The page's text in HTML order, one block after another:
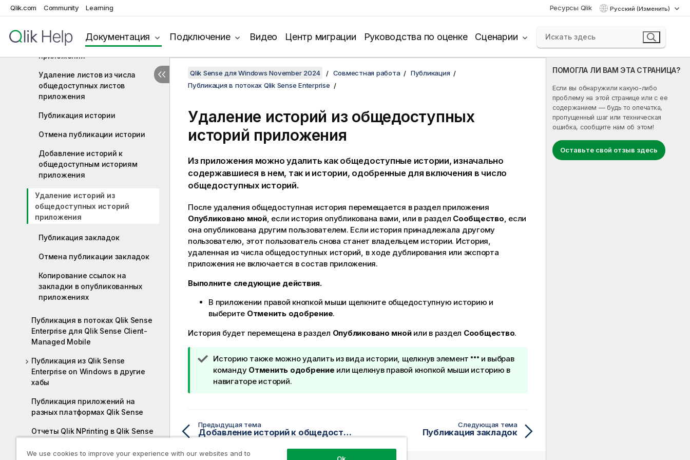
Qlik.com Community Learning Ресурсы Qlik Русский (Изменить)
Документация Подключение Видео Центр миграции Руководства по оценке Сценарии
Отмена публикации листа
Добавление листов к
общедоступным листам
приложения
Удаление листов из числа
общедоступных листов
приложения
Публикация истории
Отмена публикации истории
Добавление историй к
общедоступным историям
приложения
Удаление историй из
общедоступных историй
приложения
Публикация закладок
Отмена публикации закладок
Копирование ссылок на
закладки в опубликованных
приложениях
Публикация в потоках Qlik Sense
Enterprise для Qlik Sense Client-
Managed Mobile
Публикация из Qlik Sense
Enterprise on Windows в другие
хабы
Публикация приложений на
разных платформах Qlik Sense
Отчеты Qlik NPrinting в Qlik Sense
Документы QlikView в Qlik Sense
ПОМОГЛА ЛИ ВАМ ЭТА СТРАНИЦА?
Если вы обнаружили какую-либо
проблему на этой странице или с ее
содержанием — будь то опечатка,
пропущенный шаг или техническая
ошибка, сообщите нам об этом!
Оставьте свой отзыв здесь
Qlik Sense для Windows November 2024 Совместная работа
Публикация
Публикация в потоках Qlik Sense Enterprise
Удаление историй из общедоступных
историй приложения
Из приложения можно удалить как общедоступные истории, изначально
содержавшиеся в нем, так и истории, одобренные для включения в число
общедоступных историй.
После удаления общедоступная история перемещается в раздел приложения
Опубликовано мной, если история опубликована вами, или в раздел Сообщество, если
она опубликована другим пользователем. Если история принадлежала другому
пользователю, этот пользователь снова станет владельцем истории. История,
удаленная из числа общедоступных историй, в ходе дублирования или экспорта
приложения не включается в состав приложения.
Выполните следующие действия.
В приложении правой кнопкой мыши щелкните общедоступную историю и
выберите Отменить одобрение.
История будет перемещена в раздел Опубликовано мнойили в раздел Сообщество.
П
р
и
а
н
и
Историю также можно удалить из вида истории, щелкнув элемент
и выбрав
команду Отменить одобрение или щелкнув правой кнопкой мыши историю в
навигаторе историй.
Предыдущая тема
Добавление историй к общедоступным историям приложения
Следующая тема
Публикация закладок
We use cookies to improve your experience with our websites and to